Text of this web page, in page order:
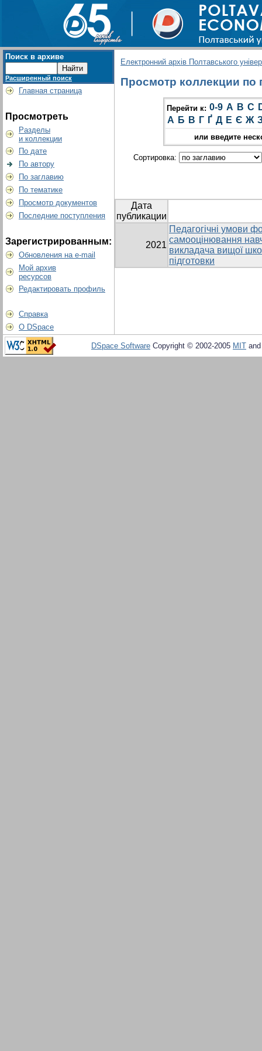
Поиск в архиве
Расширенный поиск
Главная страница
Просмотреть
Разделы
и коллекции
По дате
По автору
По заглавию
По тематике
Просмотр документов
Последние поступления
Зарегистрированным:
Обновления на e-mail
Мой архив
ресурсов
Редактировать профиль
Справка
О DSpace
Електронний архів Полтавського
Просмотр коллекции по
Перейти к: 0-9 A B C
А Б В Г Ґ Д Е Є Ж
или введите
Сортировка:
Дата
публикации
2021
Педагогічні умови
самооцінювання
викладача вищої
підготовки
DSpace Software Copyright © 2002-2005 MIT